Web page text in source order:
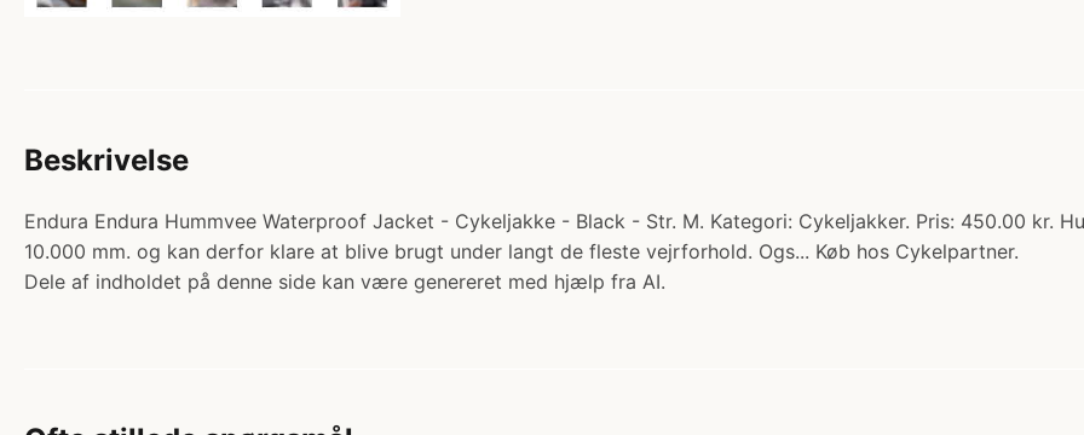
Beskrivelse
Endura Endura Hummvee Waterproof Jacket - Cykeljakke - Black - Str. M. Kategori: Cykeljakker. Pris: 450.00 kr.
10.000 mm. og kan derfor klare at blive brugt under langt de fleste vejrforhold. Ogs... Køb hos Cykelpartner.
Dele af indholdet på denne side kan være genereret med hjælp fra AI.